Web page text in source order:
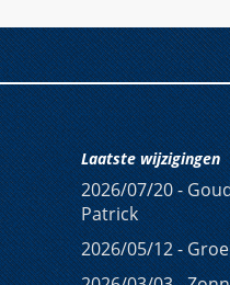
Laatste wijzigingen
2026/07/20 -
Patrick
2026/05/12 -